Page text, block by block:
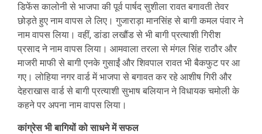
डिफेंस कालोनी से भाजपा की पूर्व पार्षद सुशीला रावत बगावती तेवर
छोड़ते हुए नाम वापस ले लिए। गुजाराड़ा मानसिंह से बागी कमल पंवार ने
नाम वापस लिया। वहीं, डांडा लखौंड से भी बागी प्रत्याशी गिरीश
प्रसाद ने नाम वापस लिया। आमवाला तरला से मंगल सिंह राठौर और
माजरी माफी से बागी एनके गुसाईं और शिवपाल रावत भी बैकफुट पर आ
गए। लोहिया नगर वार्ड में भाजपा से बगावत कर रहे आशीष गिरी और
देहराखास वार्ड से बागी प्रत्याशी सुभाष बलियान ने विधायक चमोली के
कहने पर अपना नाम वापस लिया।
कांग्रेस भी बागियों को साधने में सफल